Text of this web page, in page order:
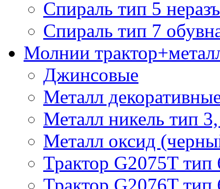
Спираль тип 5
Спираль тип 7
Молнии
Джинсовые
Металл
Металл никель тип
Металл оксид
Трактор G2075T тип
Трактор G2076T тип